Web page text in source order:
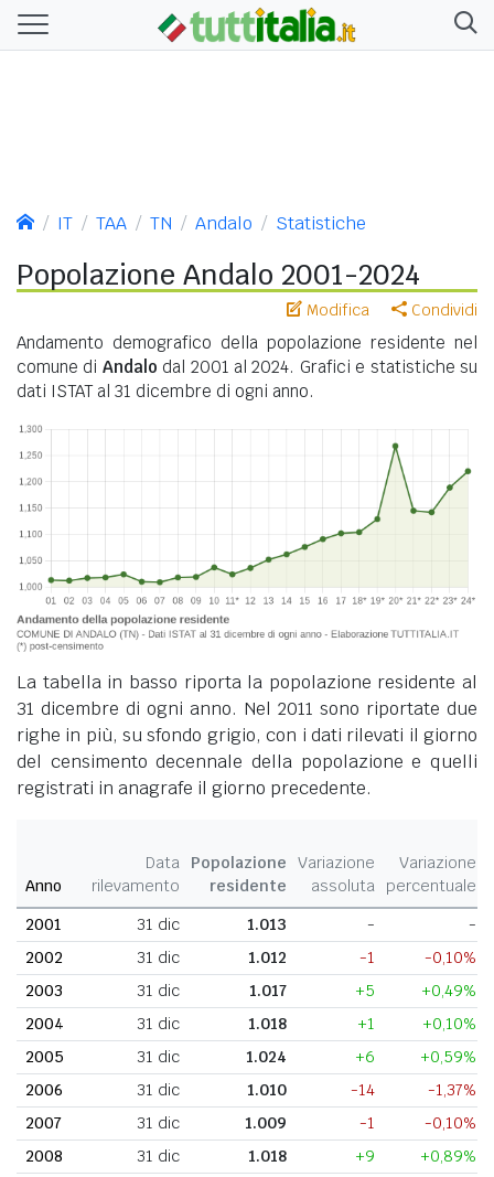
IT TAA TN Andalo Statistiche
Popolazione Andalo 2001-2024
Modifica Condividi
Andamento demografico della popolazione residente nel
comune di Andalo dal 2001 al 2024. Grafici e statistiche su
dati ISTAT al 31 dicembre di ogni anno.
La tabella in basso riporta la popolazione residente al
31 dicembre di ogni anno. Nel 2011 sono riportate due
righe in più, su sfondo grigio, con i dati rilevati il giorno
del censimento decennale della popolazione e quelli
registrati in anagrafe il giorno precedente.
Anno
Data
rilevamento
Popolazione
residente
Variazione
assoluta
Variazione
percentuale
2001
31 dic 1.013 -
-
2002
31 dic 1.012 -1
-0,10%
2003
31 dic 1.017 +5
+0,49%
2004
31 dic 1.018 +1
+0,10%
2005
31 dic 1.024 +6
+0,59%
2006
31 dic 1.010 -14
-1,37%
2007
31 dic 1.009 -1
-0,10%
2008
31 dic 1.018 +9
+0,89%